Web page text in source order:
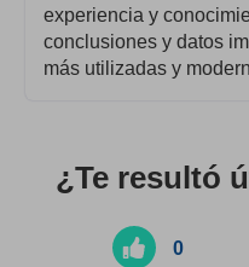
experiencia y
conclusiones y datos
más utilizadas y
¿Te resultó
0